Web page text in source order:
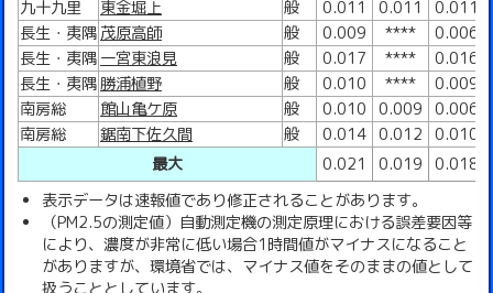
九十九里
東金堀上 般 0.011 0.011 0.011
長生・夷隅 茂原高師 般 0.009 **** 0.006
長生・夷隅 一宮東浪見 般 0.017 **** 0.016
長生・夷隅勝浦植野 般 0.010 **** 0.009
南房総
館山亀ケ原 般 0.010 0.009 0.006
南房総
鋸南下佐久間 般 0.014 0.012 0.010
最大
0.021 0.019 0.018
表示データは速報値であり修正されることがあります。
（PM2.5の測定値）自動測定機の測定原理における誤差要因等
により、濃度が非常に低い場合1時間値がマイナスになること
がありますが、環境省では、マイナス値をそのままの値として
扱うこととしています。